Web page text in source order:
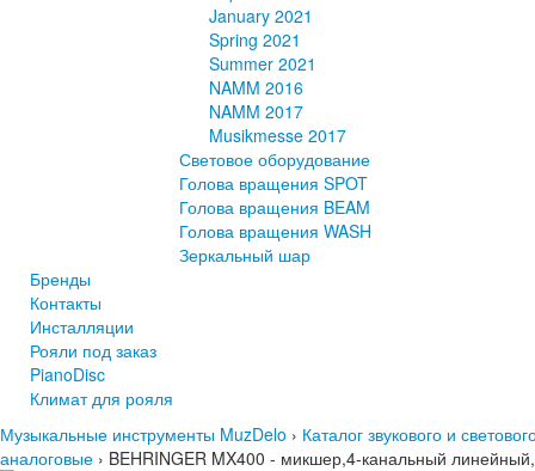
January 2021
Spring 2021
Summer 2021
NAMM 2016
NAMM 2017
Musikmesse 2017
Световое оборудование
Голова вращения SPOT
Голова вращения BEAM
Голова вращения WASH
Зеркальный шар
Бренды
Контакты
Инсталляции
Рояли под заказ
PianoDisc
Климат для рояля
Музыкальные инструменты MuzDelo › Каталог звукового и
аналоговые › BEHRINGER MX400 - микшер,4-канальный